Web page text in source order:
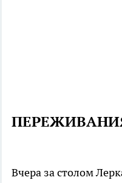
Вчера за столом